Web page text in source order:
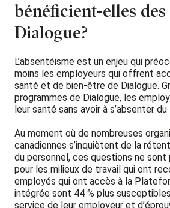
bénéficient-elles des
Dialogue?
L’absentéisme est un enjeu qui
moins les employeurs qui offrent
santé et de bien-être de Dialogue.
programmes de Dialogue, les
leur santé sans avoir à s’absenter du
Au moment où de nombreuses
canadiennes s’inquiètent de la
du personnel, ces questions ne sont
pour les milieux de travail qui ont
employés qui ont accès à la
intégrée sont 44 % plus
service de leur employeur et